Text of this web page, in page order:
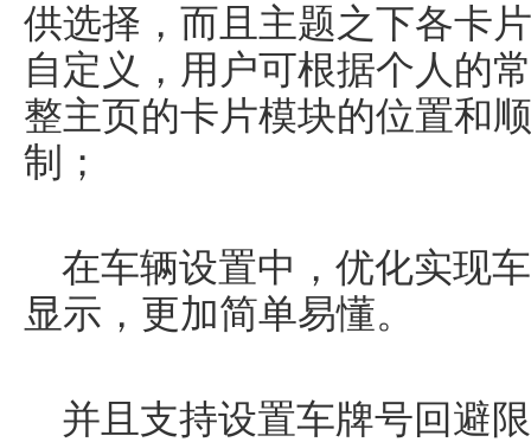
供选择，而且主题之下各卡
自定义，用户可根据个人的
整主页的卡片模块的位置和
制；
在车辆设置中，优化实现
显示，更加简单易懂。
并且支持设置车牌号回避